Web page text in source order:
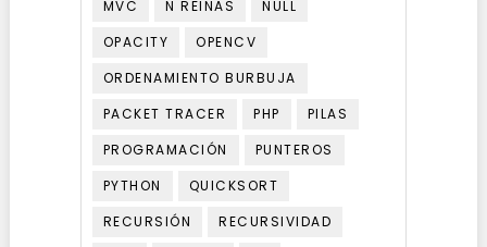
MVC
N REINAS
NULL
OPACITY
OPENCV
ORDENAMIENTO BURBUJA
PACKET TRACER
PHP
PILAS
PROGRAMACIÓN
PUNTEROS
PYTHON
QUICKSORT
RECURSIÓN
RECURSIVIDAD